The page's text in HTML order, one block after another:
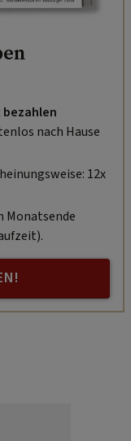
bezahlen
nach Hause
12x
Monatsende